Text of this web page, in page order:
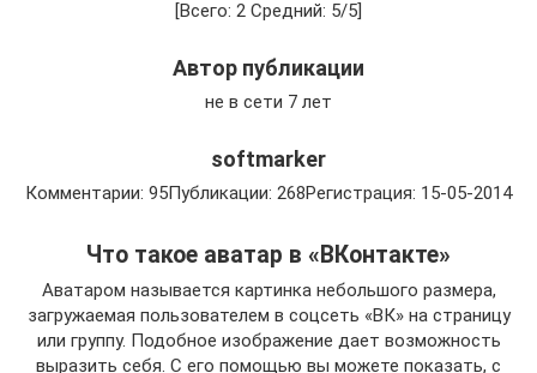
[Всего: 2 Средний: 5/5]
Автор публикации
не в сети 7 лет
softmarker
Комментарии: 95Публикации: 268Регистрация: 15-05-2014
Что такое аватар в «ВКонтакте»
Аватаром называется картинка небольшого размера,
загружаемая пользователем в соцсеть «ВК» на страницу
или группу. Подобное изображение дает возможность
выразить себя. С его помощью вы можете показать, с